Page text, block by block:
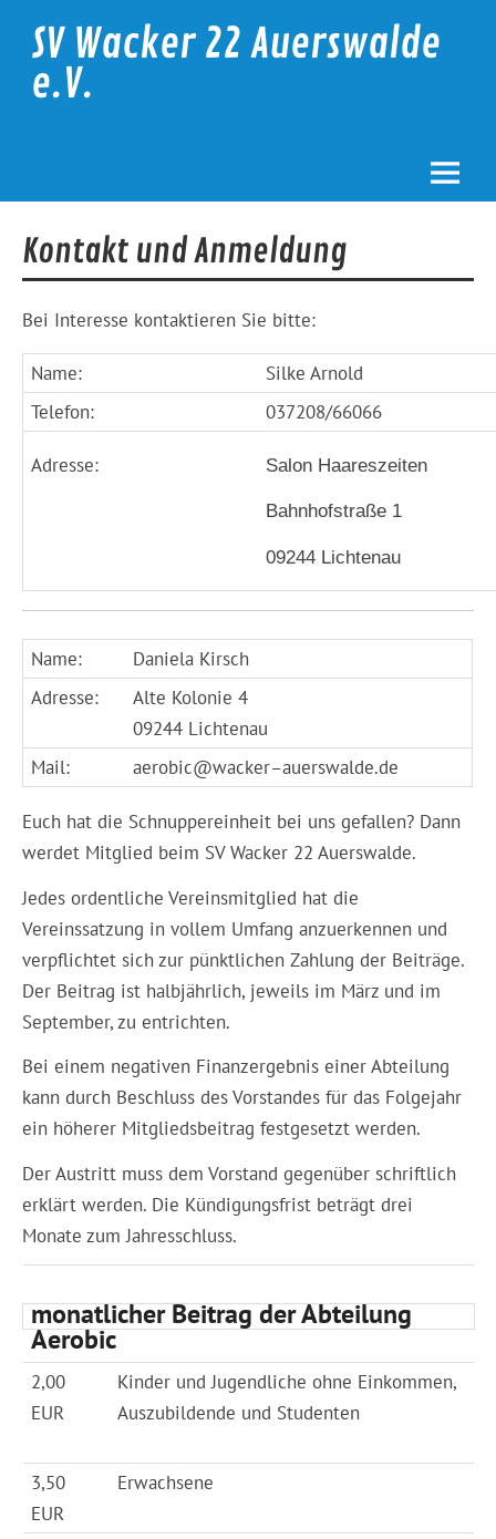
contentSV Wacker 22 Auerswalde
e.V.
Kontakt und Anmeldung
Bei Interesse kontaktieren Sie bitte:
Name:
Silke Arnold
Telefon:
037208/66066
Adresse: Salon Haareszeiten
Bahnhofstraße 1
09244 Lichtenau
Name:
Daniela Kirsch
Adresse:
Alte Kolonie 4
09244 Lichtenau
Mail:
aerobic@wacker–auerswalde.de
Euch hat die Schnuppereinheit bei uns gefallen? Dann
werdet Mitglied beim SV Wacker 22 Auerswalde.
Jedes ordentliche Vereinsmitglied hat die
Vereinssatzung in vollem Umfang anzuerkennen und
verpflichtet sich zur pünktlichen Zahlung der Beiträge.
Der Beitrag ist halbjährlich, jeweils im März und im
September, zu entrichten.
Bei einem negativen Finanzergebnis einer Abteilung
kann durch Beschluss des Vorstandes für das Folgejahr
ein höherer Mitgliedsbeitrag festgesetzt werden.
Der Austritt muss dem Vorstand gegenüber schriftlich
erklärt werden. Die Kündigungsfrist beträgt drei
Monate zum Jahresschluss.
monatlicher Beitrag der Abteilung
Aerobic
2,00
EUR
Kinder und Jugendliche ohne Einkommen,
Auszubildende und Studenten
3,50
EUR
Erwachsene